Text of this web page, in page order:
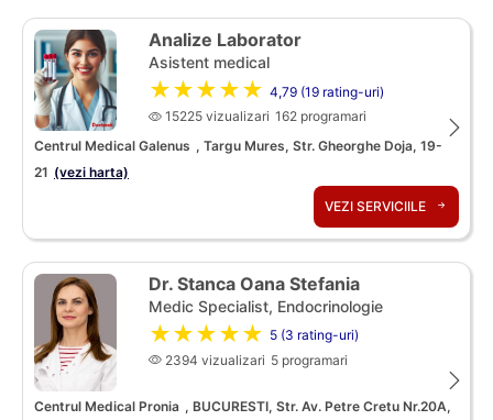
Analize Laborator
Asistent medical
★★★★★ 4,79 (19 rating-uri)
15225 vizualizari 162 programari
Centrul Medical Galenus , Targu Mures, Str. Gheorghe Doja, 19-
21 (vezi harta)
VEZI SERVICIILE
Dr. Stanca Oana Stefania
Medic Specialist, Endocrinologie
★★★★★ 5 (3 rating-uri)
2394 vizualizari 5 programari
Centrul Medical Pronia , BUCURESTI, Str. Av. Petre Cretu Nr.20A,